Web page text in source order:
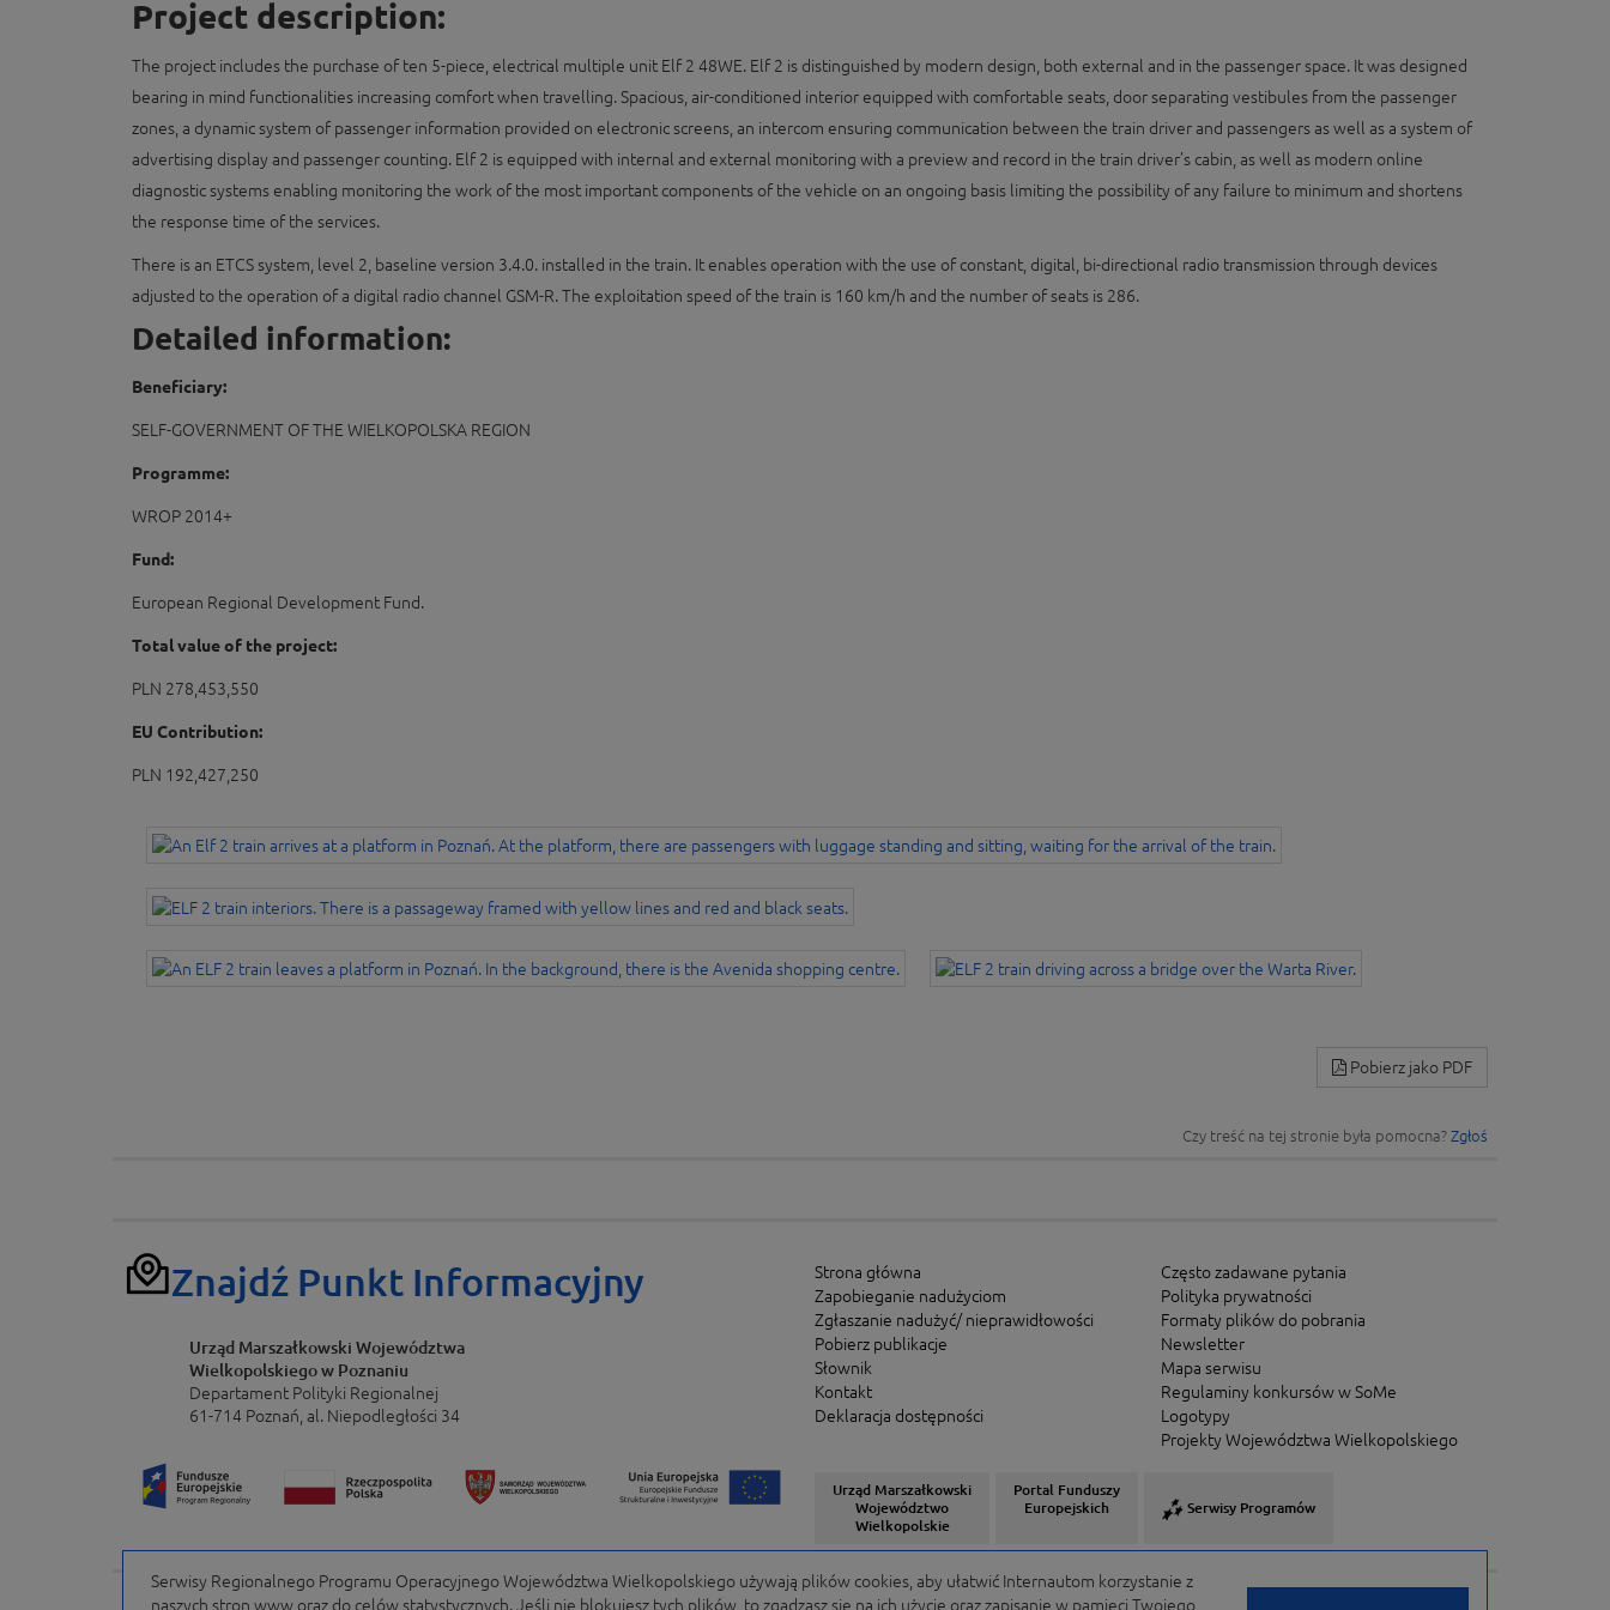
Project description:
The project includes the purchase of ten 5-piece, electrical multiple unit Elf 2 48WE. Elf 2 is distinguished by modern design, both external and in the passenger space. It was designed
bearing in mind functionalities increasing comfort when travelling. Spacious, air-conditioned interior equipped with comfortable seats, door separating vestibules from the passenger
zones, a dynamic system of passenger information provided on electronic screens, an intercom ensuring communication between the train driver and passengers as well as a system of
advertising display and passenger counting. Elf 2 is equipped with internal and external monitoring with a preview and record in the train driver’s cabin, as well as modern online
diagnostic systems enabling monitoring the work of the most important components of the vehicle on an ongoing basis limiting the possibility of any failure to minimum and shortens
the response time of the services.
There is an ETCS system, level 2, baseline version 3.4.0. installed in the train. It enables operation with the use of constant, digital, bi-directional radio transmission through devices
adjusted to the operation of a digital radio channel GSM-R. The exploitation speed of the train is 160 km/h and the number of seats is 286.
Detailed information:
Beneficiary:
SELF-GOVERNMENT OF THE WIELKOPOLSKA REGION
Programme:
WROP 2014+
Fund:
European Regional Development Fund.
Total value of the project:
PLN 278,453,550
EU Contribution:
PLN 192,427,250
Pobierz jako PDF
Czy treść na tej stronie była pomocna? Zgłoś
Znajdź Punkt Informacyjny
Urząd Marszałkowski Województwa
Wielkopolskiego w Poznaniu
Departament Polityki Regionalnej
61-714 Poznań, al. Niepodległości 34
Strona główna
Zapobieganie nadużyciom
Zgłaszanie nadużyć/ nieprawidłowości
Pobierz publikacje
Słownik
Kontakt
Deklaracja dostępności
Często zadawane pytania
Polityka prywatności
Formaty plików do pobrania
Newsletter
Mapa serwisu
Regulaminy konkursów w SoMe
Logotypy
Projekty Województwa Wielkopolskiego
Urząd Marszałkowski
Województwo
Wielkopolskie
Portal Funduszy
Europejskich
Serwisy Programów
Serwisy Regionalnego Programu Operacyjnego Województwa Wielkopolskiego używają plików cookies, aby ułatwić Internautom korzystanie z
naszych stron www oraz do celów statystycznych. Jeśli nie blokujesz tych plików, to zgadzasz się na ich użycie oraz zapisanie w pamięci Twojego